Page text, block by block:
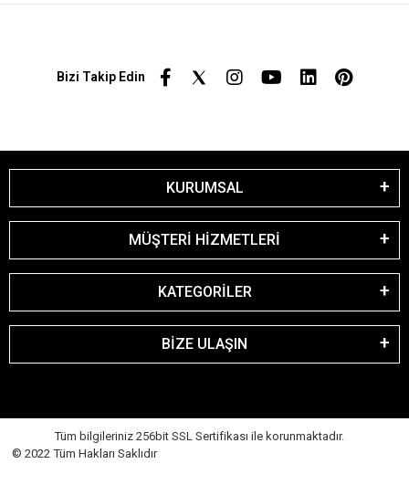
Bizi Takip Edin
KURUMSAL
MÜŞTERİ HİZMETLERİ
KATEGORİLER
BİZE ULAŞIN
Tüm bilgileriniz 256bit SSL Sertifikası ile korunmaktadır.
© 2022 Tüm Hakları Saklıdır